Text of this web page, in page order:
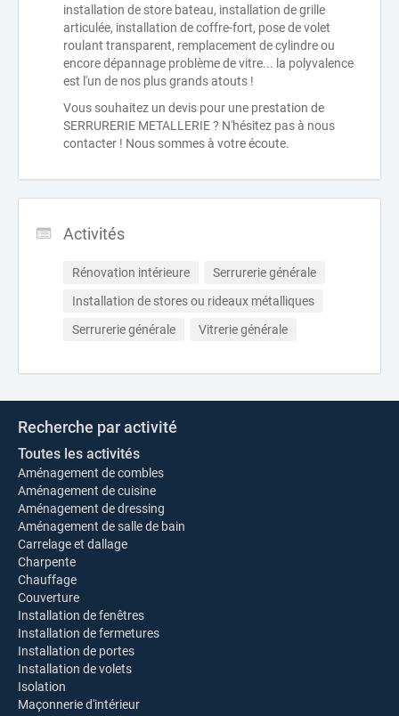
installation de store bateau, installation de grille
articulée, installation de coffre-fort, pose de volet
roulant transparent, remplacement de cylindre ou
encore dépannage problème de vitre... la polyvalence
est l'un de nos plus grands atouts !
Vous souhaitez un devis pour une prestation de
SERRURERIE METALLERIE ? N'hésitez pas à nous
contacter ! Nous sommes à votre écoute.
Activités
Rénovation intérieure
Serrurerie générale
Installation de stores ou rideaux métalliques
Serrurerie générale
Vitrerie générale
Recherche par activité
Toutes les activités
Aménagement de combles
Aménagement de cuisine
Aménagement de dressing
Aménagement de salle de bain
Carrelage et dallage
Charpente
Chauffage
Couverture
Installation de fenêtres
Installation de fermetures
Installation de portes
Installation de volets
Isolation
Maçonnerie d'intérieur